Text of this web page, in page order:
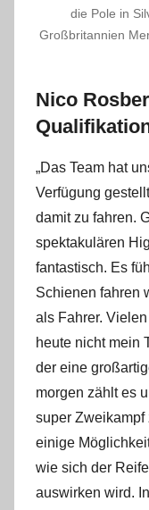
die Pole in
Großbritannien
Nico
„Das Team hat
Verfügung
damit zu fahren.
spektakulären
fantastisch. Es
Schienen fahren
als Fahrer.
heute nicht mein
der eine
morgen zählt es
super Zweikampf
einige
wie sich der
auswirken wird.